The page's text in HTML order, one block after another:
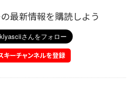
最新情報を購読しよう